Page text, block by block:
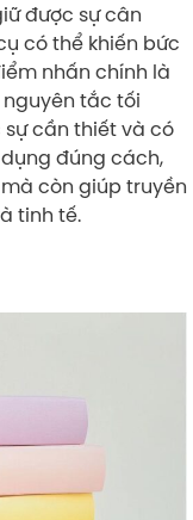
được sự cân
có thể khiến bức
nhấn chính là
tắc tối
cần thiết và có
đúng cách,
còn giúp truyền
tinh tế.